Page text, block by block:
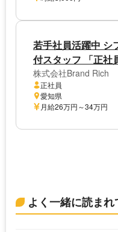
若手社員活躍中 シ
付スタッフ 「正社
株式会社Brand Rich
正社員
愛知県
月給26万円～34万円
よく一緒に読ま